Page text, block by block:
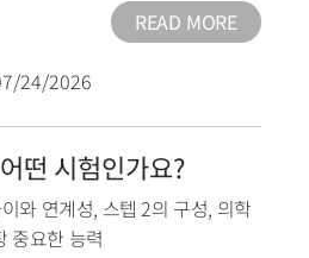
READ MORE
24/2026
떤 시험인가요?
와 연계성, 스텝 2의 구성, 의학
중요한 능력